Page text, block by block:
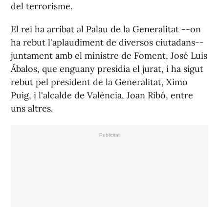
del terrorisme.
El rei ha arribat al Palau de la Generalitat --on
ha rebut l'aplaudiment de diversos ciutadans--
juntament amb el ministre de Foment, José Luis
Ábalos, que enguany presidia el jurat, i ha sigut
rebut pel president de la Generalitat, Ximo
Puig, i l'alcalde de València, Joan Ribó, entre
uns altres.